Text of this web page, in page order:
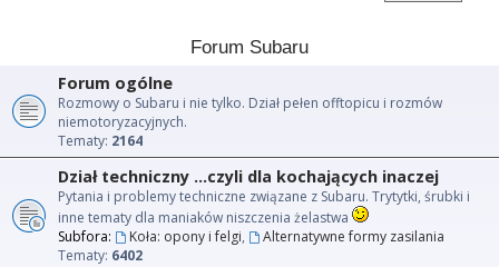
Forum Subaru
Forum ogólne
Rozmowy o Subaru i nie tylko. Dział pełen offtopicu i rozmów
niemotoryzacyjnych.
Tematy: 2164
Dział techniczny ...czyli dla kochających inaczej
Pytania i problemy techniczne związane z Subaru. Trytytki, śrubki i
inne tematy dla maniaków niszczenia żelastwa
Subfora:
Koła: opony i felgi,
Alternatywne formy zasilania
Tematy: 6402